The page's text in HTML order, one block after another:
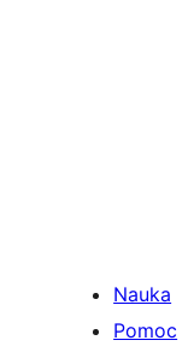
Nauka
Pomoc